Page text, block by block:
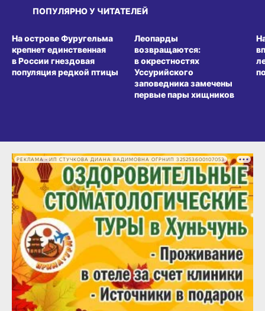
ПОПУЛЯРНО У ЧИТАТЕЛЕЙ
На острове Фуругельма
крепнет единственная
в России гнездовая
популяция редкой птицы
Леопарды
возвращаются:
в окрестностях
Уссурийского
заповедника замечены
первые пары хищников
РЕКЛАМА • ИП СТУЧКОВА ДИАНА ВАДИМОВНА ОГРНИП 325253600107053